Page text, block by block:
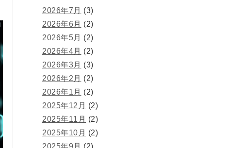
2026年7月 (3)
2026年6月 (2)
2026年5月 (2)
2026年4月 (2)
2026年3月 (3)
2026年2月 (2)
2026年1月 (2)
2025年12月 (2)
2025年11月 (2)
2025年10月 (2)
2025年9月 (2)